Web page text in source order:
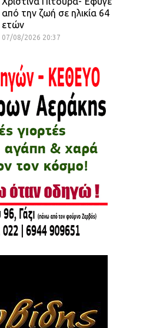
από την ζωή σε ηλικία 64
ετών
07/08/2026 20:37